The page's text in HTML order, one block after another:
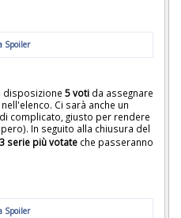
Spoiler
disposizione 5 voti da assegnare
Ci sarà anche un
complicato, giusto per rendere
In seguito alla chiusura del
3 serie più votate che passeranno
Spoiler